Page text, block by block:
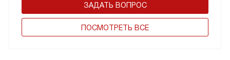
ЗАДАТЬ ВОПРОС
ПОCМОТРЕТЬ ВСЕ